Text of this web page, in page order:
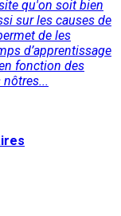
qu'on soit bien
sur les causes de
de les
d’apprentissage
fonction des